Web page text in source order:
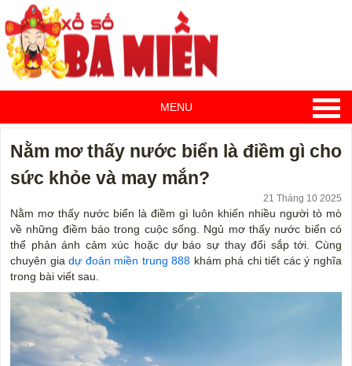
MENU
Nằm mơ thấy nước biển là điềm gì cho
sức khỏe và may mắn?
21 Tháng 10 2025
Nằm mơ thấy nước biển là điềm gì luôn khiến nhiều người tò mò
về những điềm báo trong cuộc sống. Ngủ mơ thấy nước biển có
thể phản ánh cảm xúc hoặc dự báo sự thay đổi sắp tới. Cùng
chuyên giadự đoán miền trung 888 khám phá chi tiết các ý nghĩa
trong bài viết sau.